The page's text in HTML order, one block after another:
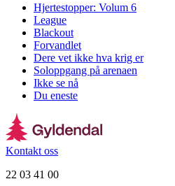
Hjertestopper: Volum 6
League
Blackout
Forvandlet
Dere vet ikke hva krig er
Soloppgang på arenaen
Ikke se nå
Du eneste
Kontakt oss
22 03 41 00